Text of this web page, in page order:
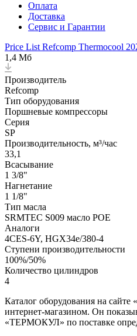
Оплата
Доставка
Сервис и Гарантии
Price List Refcomp Thermocool
1,4 Мб
Производитель
Refcomp
Тип оборудования
Поршневые компрессоры
Серия
SP
Производительность, м³/час
33,1
Всасывание
1 3/8"
Нагнетание
1 1/8"
Тип масла
SRMTEC S009 масло POE
Аналоги
4CES-6Y, HGX34e/380-4
Ступени производительности
100%/50%
Количество цилиндров
4
Каталог оборудования на
интернет-магазином. Он
«ТЕРМОКУЛ» по поставке